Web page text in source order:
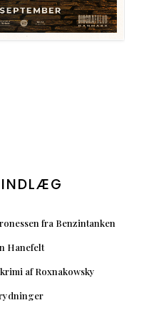
fra Benzintanken
Hanefelt
af Roxnakowsky